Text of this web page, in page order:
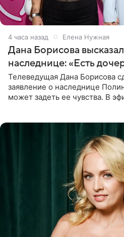
4 часа назад Елена Нужная
Дана Борисова
наследнице: «Есть
Телеведущая Дана Борисова
заявление о наследнице
может задеть ее чувства. В